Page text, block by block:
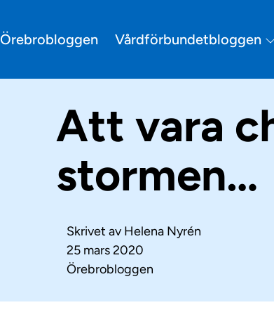
Örebrobloggen Vårdförbundetbloggen
Att vara
stormen…
Skrivet av Helena Nyrén
25 mars 2020
Örebrobloggen